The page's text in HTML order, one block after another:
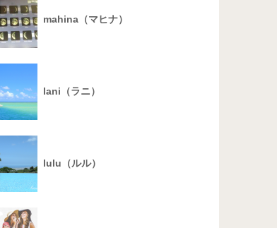
mahina（マヒナ）
lani（ラニ）
lulu（ルル）